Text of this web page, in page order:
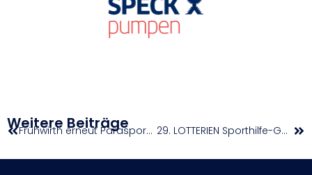
Weitere Beiträge Frühwirth erneut Parasportler des Jahres 29. LOTTERIEN Sporthilfe-Gala: Historische Ehrungen für Tagger